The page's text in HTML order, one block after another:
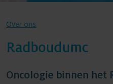
Over ons
Radboudumc
Oncologie binnen het
Over ons
Agenda